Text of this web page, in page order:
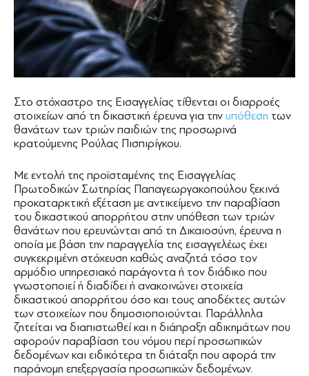
Στο στόχαστρο της Εισαγγελίας τίθενται οι διαρροές
στοιχείων από τη δικαστική έρευνα για την υπόθεση των
θανάτων των τριών παιδιών της προσωρινά
κρατούμενης Ρούλας Πισπιρίγκου.
Με εντολή της προϊσταμένης της Εισαγγελίας
Πρωτοδικών Σωτηρίας Παπαγεωργακοπούλου ξεκινά
προκαταρκτική εξέταση με αντικείμενο την παραβίαση
του δικαστικού απορρήτου στην υπόθεση των τριών
θανάτων που ερευνώνται από τη Δικαιοσύνη, έρευνα η
οποία με βάση την παραγγελία της εισαγγελέως έχει
συγκεκριμένη στόχευση καθώς αναζητά τόσο τον
αρμόδιο υπηρεσιακό παράγοντα ή τον διάδικο που
γνωστοποιεί ή διαδίδει ή ανακοινώνει στοιχεία
δικαστικού απορρήτου όσο και τους αποδέκτες αυτών
των στοιχείων που δημοσιοποιούνται. Παράλληλα
ζητείται να διαπιστωθεί και η διάπραξη αδικημάτων που
αφορούν παραβίαση του νόμου περί προσωπικών
δεδομένων και ειδικότερα τη διάταξη που αφορά την
παράνομη επεξεργασία προσωπικών δεδομένων.